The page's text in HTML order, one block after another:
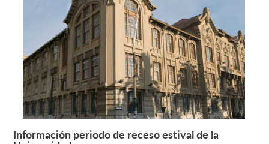
Información periodo de receso estival de la